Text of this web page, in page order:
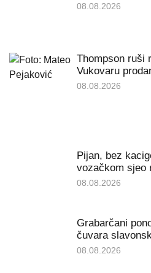
08.08.2026
Thompson ruši
Vukovaru
08.08.2026
Pijan, bez
vozačkom sjeo
08.08.2026
Grabarčani
čuvara
08.08.2026